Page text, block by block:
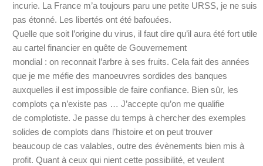
incurie. La France m’a toujours paru une petite URSS, je ne suis
pas étonné. Les libertés ont été bafouées.
Quelle que soit l’origine du virus, il faut dire qu’il aura été fort utile
au cartel financier en quête de Gouvernement
mondial : on reconnait l’arbre à ses fruits. Cela fait des années
que je me méfie des manoeuvres sordides des banques
auxquelles il est impossible de faire confiance. Bien sûr, les
complots ça n’existe pas … J’accepte qu’on me qualifie
de complotiste. Je passe du temps à chercher des exemples
solides de complots dans l’histoire et on peut trouver
beaucoup de cas valables, outre des évènements bien mis à
profit. Quant à ceux qui nient cette possibilité, et veulent